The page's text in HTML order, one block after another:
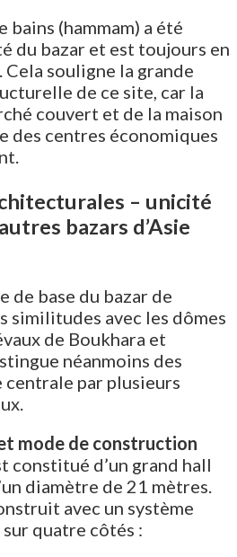
bains (hammam) a été
du bazar et est toujours en
souligne la grande
de ce site, car la
couvert et de la maison
des centres économiques
– unicité
bazars d’Asie
de base du bazar de
similitudes avec les dômes
de Boukhara et
néanmoins des
centrale par plusieurs
mode de construction
constitué d’un grand hall
diamètre de 21 mètres.
avec un système
quatre côtés :